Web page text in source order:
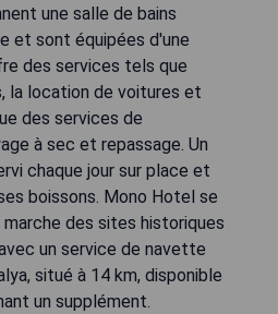
une salle de bains
et sont équipées d'une
des services tels que
la location de voitures et
des services de
à sec et repassage. Un
chaque jour sur place et
boissons. Mono Hotel se
des sites historiques
un service de navette
situé à 14 km, disponible
un supplément.